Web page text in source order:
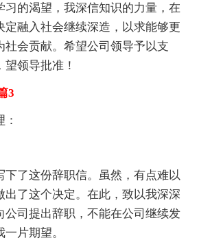
习的渴望，我深信知识的力量，在
定融入社会继续深造，以求能够更
社会贡献。希望公司领导予以支
领导批准！
3
了这份辞职信。虽然，有点难以
出了这个决定。在此，致以我深深
公司提出辞职，不能在公司继续发
片期望。